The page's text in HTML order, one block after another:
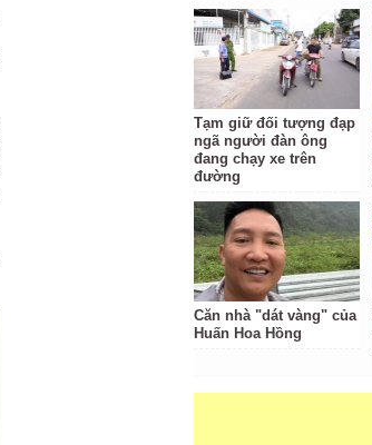
Tạm giữ đối tượng đạp
ngã người đàn ông
đang chạy xe trên
đường
Căn nhà "dát vàng" của
Huấn Hoa Hồng